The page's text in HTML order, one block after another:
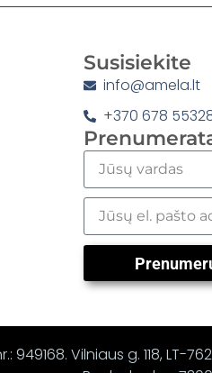
Susisiekite
info@amela.lt
+370 678
949168. Vilniaus g. 118, LT-